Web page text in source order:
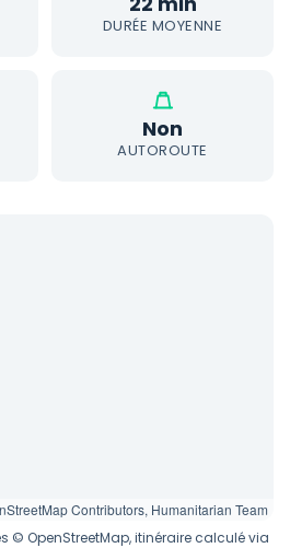
DURÉE MOYENNE
Non
AUTOROUTE
Contributors, Humanitarian Team
© OpenStreetMap, itinéraire calculé via